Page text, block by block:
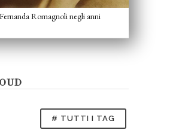
Romagnoli negli anni
# TUTTI I TAG